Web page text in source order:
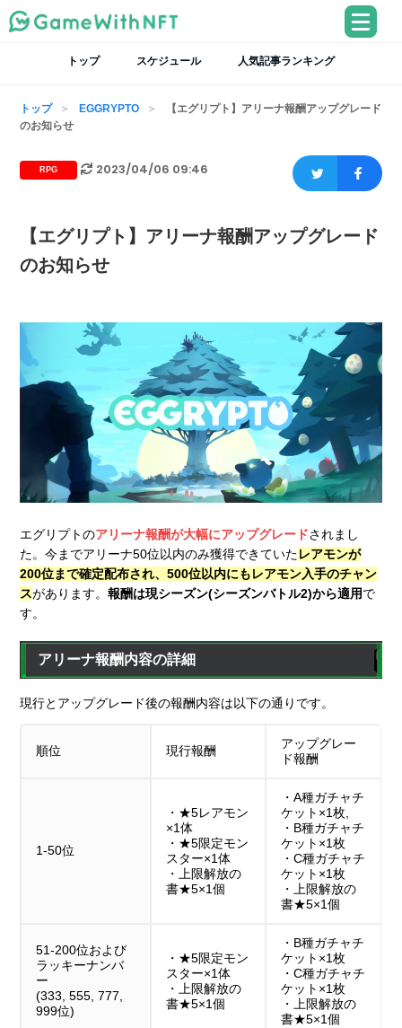
トップ スケジュール 人気記事ランキング
トップ EGGRYPTO
【エグリプト】アリーナ報酬アップグレード
のお知らせ
RPG 2023/04/06 09:46
【エグリプト】アリーナ報酬アップグレード
のお知らせ
エグリプトのアリーナ報酬が大幅にアップグレードされまし
た。今までアリーナ50位以内のみ獲得できていたレアモンが
200位まで確定配布され、500位以内にもレアモン入手のチャン
スがあります。報酬は現シーズン(シーズンバトル2)から適用で
す。
アリーナ報酬内容の詳細
現行とアップグレード後の報酬内容は以下の通りです。
順位 現行報酬
アップグレー
ド報酬
1-50位
・★5レアモン
×1体
・★5限定モン
スター×1体
・上限解放の
書★5×1個
・A種ガチャチ
ケット×1枚,
・B種ガチャチ
ケット×1枚
・C種ガチャチ
ケット×1枚
・上限解放の
書★5×1個
51-200位および
ラッキーナンバ
ー
(333, 555, 777,
999位)
・★5限定モン
スター×1体
・上限解放の
書★5×1個
・B種ガチャチ
ケット×1枚
・C種ガチャチ
ケット×1枚
・上限解放の
書★5×1個